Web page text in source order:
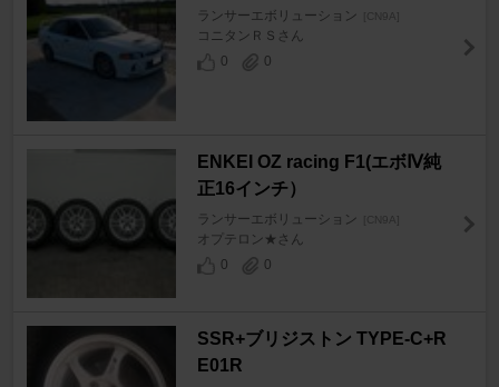
ランサーエボリューション [CN9A]
コニタンＲＳさん
0
0
ENKEI OZ racing F1(エボⅣ純
正16インチ）
ランサーエボリューション [CN9A]
オプテロン★さん
0
0
SSR+ブリジストン TYPE-C+R
E01R